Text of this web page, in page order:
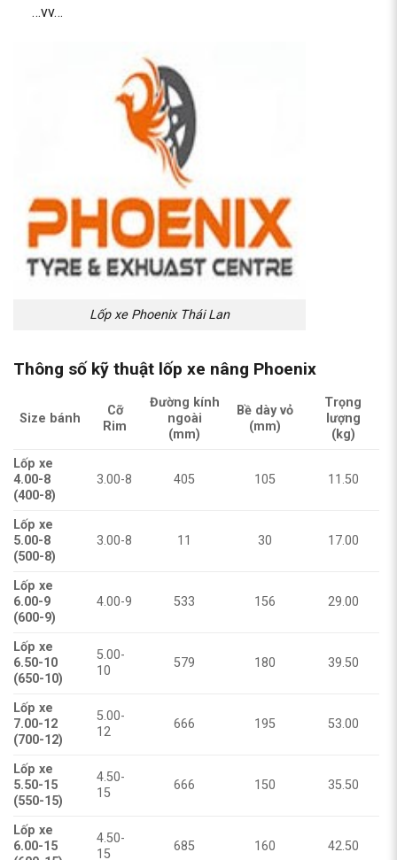
…vv…
Lốp xe Phoenix Thái Lan
Thông số kỹ thuật lốp xe nâng Phoenix
Size bánh
Cỡ
Rim
Đường kính
ngoài
(mm)
Bề dày vỏ
(mm)
Trọng
lượng
(kg)
Lốp xe
4.00-8
(400-8)
3.00-8 405 105 11.50
Lốp xe
5.00-8
(500-8)
3.00-8 11 30 17.00
Lốp xe
6.00-9
(600-9)
4.00-9 533 156 29.00
Lốp xe
6.50-10
(650-10)
5.00-
10
579 180 39.50
Lốp xe
7.00-12
(700-12)
5.00-
12
666 195 53.00
Lốp xe
5.50-15
(550-15)
4.50-
15
666 150 35.50
Lốp xe
6.00-15
4.50-
15
685 160 42.50